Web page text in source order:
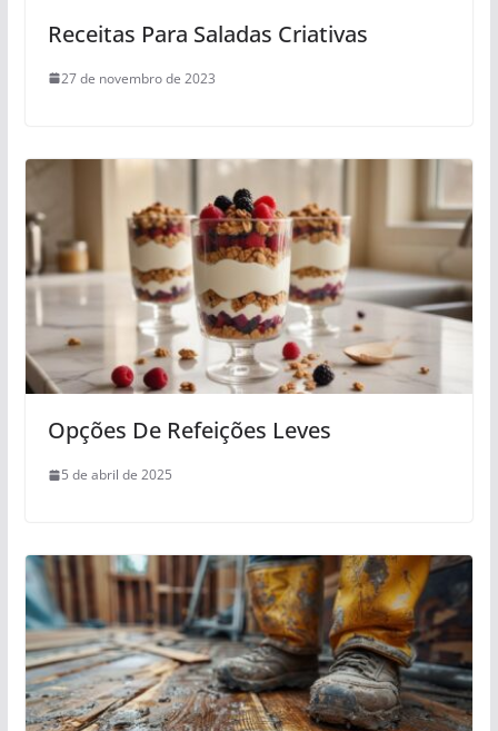
Receitas Para Saladas Criativas
27 de novembro de 2023
Opções De Refeições Leves
5 de abril de 2025